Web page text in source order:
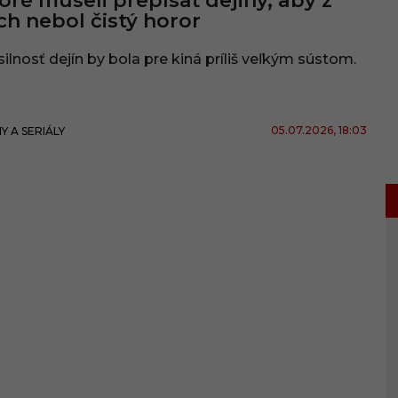
nebol čistý horor
dejín by bola pre kiná príliš veľkým sústom.
A SERIÁLY 05.07.2026, 18:03